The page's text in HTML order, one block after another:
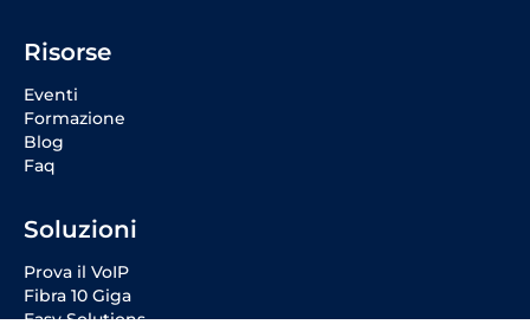
Risorse
Eventi
Formazione
Blog
Faq
Soluzioni
Prova il VoIP
Fibra 10 Giga
Easy Solutions